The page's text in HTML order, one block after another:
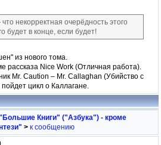
некорректная очерёдность этого
будет в конце, если будет!
из нового тома.
рассказа Nice Work (Отличная работа).
Mr. Caution – Mr. Callaghan (Убийство с
цикл о Каллагане.
Книги" ("Азбука") - кроме
> к сообщению